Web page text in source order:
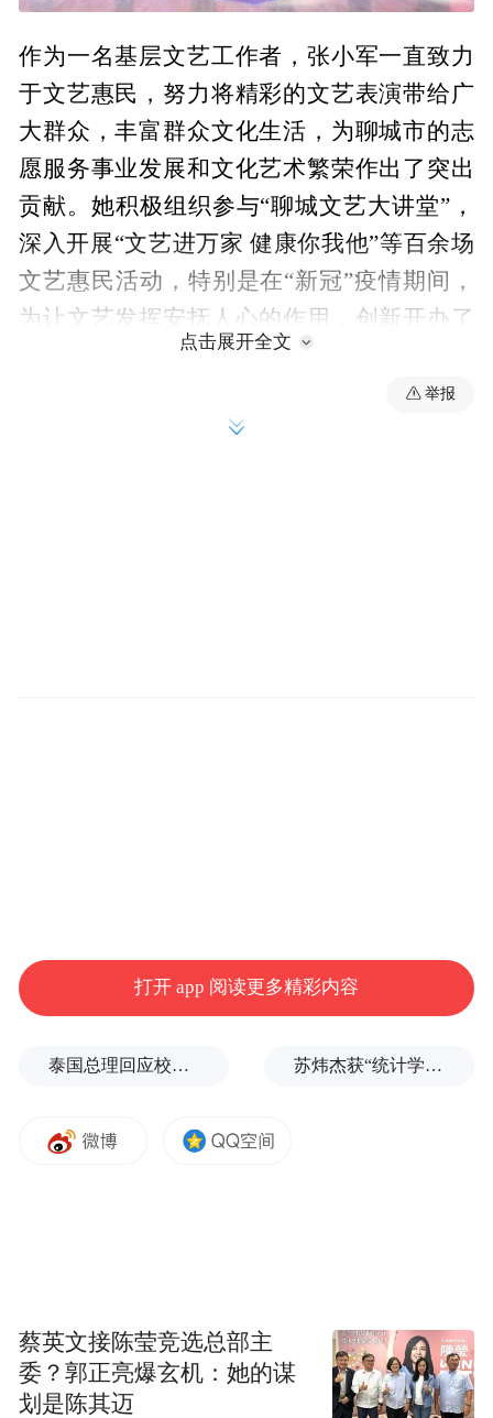
作为一名基层文艺工作者，张小军一直致力
于文艺惠民，努力将精彩的文艺表演带给广
大群众，丰富群众文化生活，为聊城市的志
愿服务事业发展和文化艺术繁荣作出了突出
贡献。她积极组织参与“聊城文艺大讲堂”，
深入开展“文艺进万家 健康你我他”等百余场
文艺惠民活动，特别是在“新冠”疫情期间，
为让文艺发挥安抚人心的作用，创新开办了
“网上文艺课堂”，开展五十余场网络文艺志
愿服务活动，受到广大市民和文艺爱好者的
一致好评。因为工作突出，张小军被推选为
走进企业、学校、军营、工厂、社区、乡村
进行文艺志愿服务活动千余场，满足了人民
群众的精神文化需求，让广大群众在文化自
跟党走”。多年来，她还关注投身聊城的发展
歌曲《九千万分之一》带到了人民大会堂，
现场进行了演唱，得到了专家代表们的高度
点击展开全文
举报
打开 app 阅读更多精彩内容
泰国总理回应校园枪击事件：这是很不幸的事情 苏炜杰获“统计学界的诺贝尔奖”，又是北大数院07级
蔡英文接陈莹竞选总部主
委？郭正亮爆玄机：她的谋
划是陈其迈